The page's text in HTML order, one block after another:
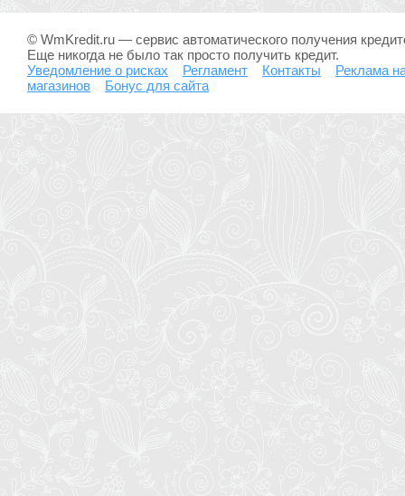
© WmKredit.ru — сервис автоматического получения
Еще никогда не было так просто получить кредит.
Уведомление о рисках
Регламент Контакты
Реклама
магазинов
Бонус для сайта